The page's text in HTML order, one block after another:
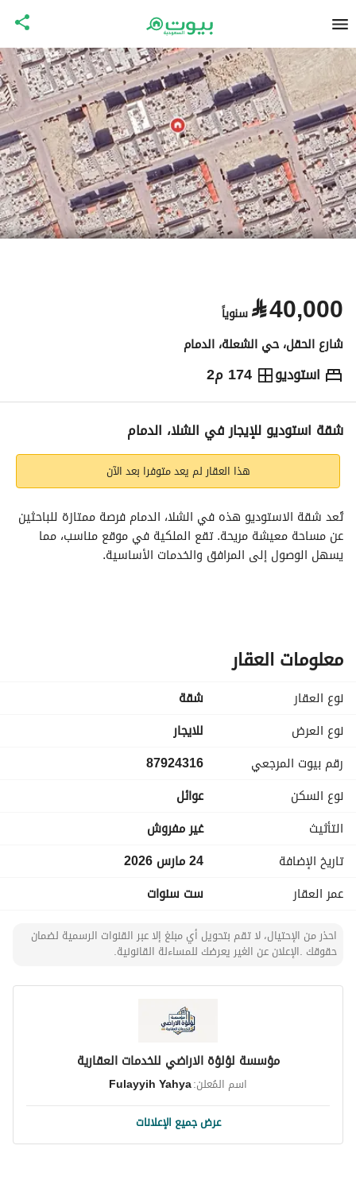
⃁40,000 سنوياً
شارع الحقل، حي الشعلة، الدمام
استوديو 174 م2 ⃁
40,000سنوياً
الإعلان الاماكن القريبة
شقة استوديو للإيجار في الشلا، الدمام
هذا العقار لم يعد متوفرا بعد الآن
يسهل الوصول إلى المرافق والخدمات الأساسية.
و الصرف الصحي، مما يضمن تجربة معيشة خالية من المتاعب.
والمطاعم ووسائل النقل العامة.
بسيطة لكنها عملية.
نابض بالحياة في الدمام.
معلومات العقار
نوع العقار
شقة
نوع العرض
للايجار
رقم بيوت المرجعي
87924316
نوع السكن
عوائل
التأثيث
غير مفروش
تاريخ الإضافة
24 مارس 2026
عمر العقار
ست سنوات
احذر من الإحتيال، لا تقم بتحويل أي مبلغ إلا عبر القنوات الرسمية لضمان
حقوقك .الإعلان عن الغير يعرضك للمساءلة القانونية.
مؤسسة لؤلؤة الاراضي للخدمات العقارية
اسم المُعلن:Fulayyih Yahya
عرض جميع الإعلانات